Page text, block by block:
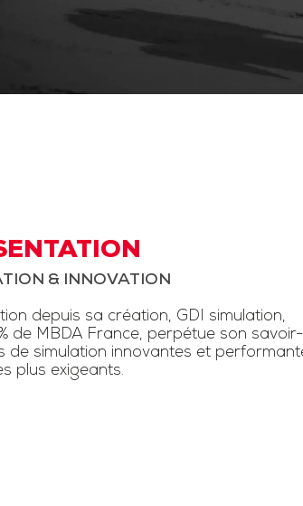
& INNOVATION
depuis sa création, GDI simulation,
de MBDA France, perpétue son
de simulation innovantes et
plus exigeants.